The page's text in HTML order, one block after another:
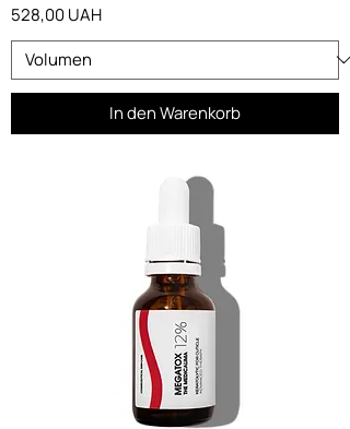
Preis
528,00 UAH
In den Warenkorb